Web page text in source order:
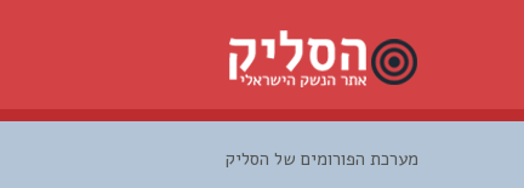
מערכת הפורומים של הסליק